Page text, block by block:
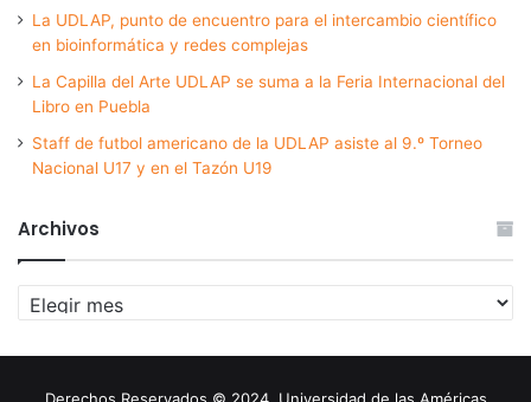
La UDLAP, punto de encuentro para el intercambio científico
en bioinformática y redes complejas
La Capilla del Arte UDLAP se suma a la Feria Internacional del
Libro en Puebla
Staff de futbol americano de la UDLAP asiste al 9.º Torneo
Nacional U17 y en el Tazón U19
Archivos
Archivos